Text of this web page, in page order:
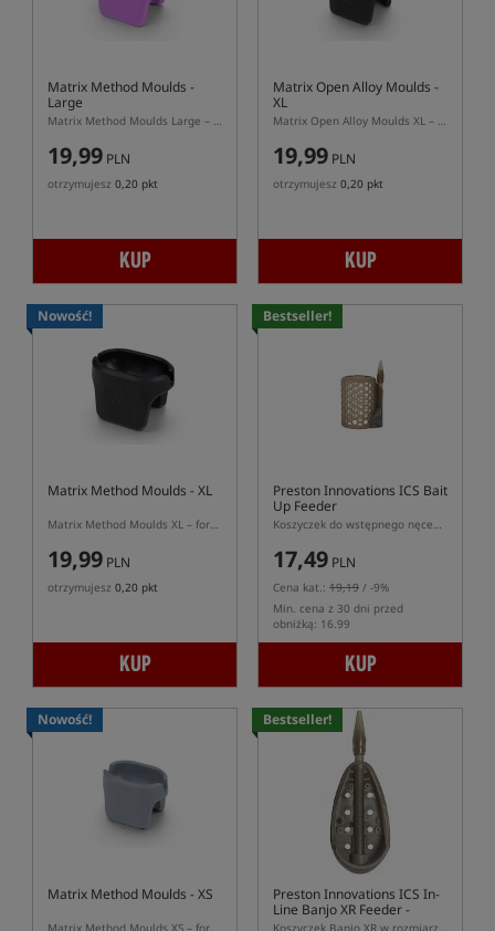
Matrix Method Moulds -
Large
Matrix Method Moulds Large – foremka do podajników Matrix Method Feeder L
19,99 PLN
otrzymujesz 0,20 pkt
KUP
Matrix Open Alloy Moulds -
XL
Matrix Open Alloy Moulds XL – foremka do podajników Open Alloy XL Distance Feeders
19,99 PLN
otrzymujesz 0,20 pkt
KUP
Nowość!
Matrix Method Moulds - XL
Matrix Method Moulds XL – foremka do podajników Matrix Method XL Distance
19,99 PLN
otrzymujesz 0,20 pkt
KUP
Bestseller!
Preston Innovations ICS Bait
Up Feeder
Koszyczek do wstępnego nęcenia z systemem ICS
17,49 PLN
Cena kat.: 19,19 / -9%
Min. cena z 30 dni przed
obniżką: 16.99
KUP
Nowość!
Matrix Method Moulds - XS
Matrix Method Moulds XS – foremka do najmniejszych podajników Matrix Method Feeder XS
Bestseller!
Preston Innovations ICS In-
Line Banjo XR Feeder -
Large
Koszyczek Banjo XR w rozmiarze L z systemem ICS